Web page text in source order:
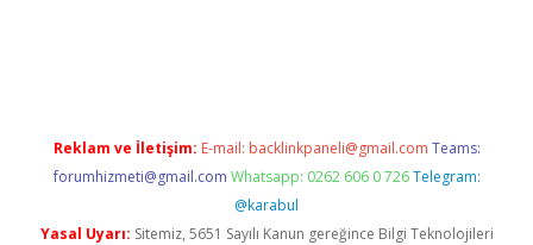
Reklam ve İletişim: E-mail: backlinkpaneli@gmail.com Teams:
forumhizmeti@gmail.com Whatsapp: 0262 606 0 726 Telegram:
@karabul
Yasal Uyarı: Sitemiz, 5651 Sayılı Kanun gereğince Bilgi Teknolojileri